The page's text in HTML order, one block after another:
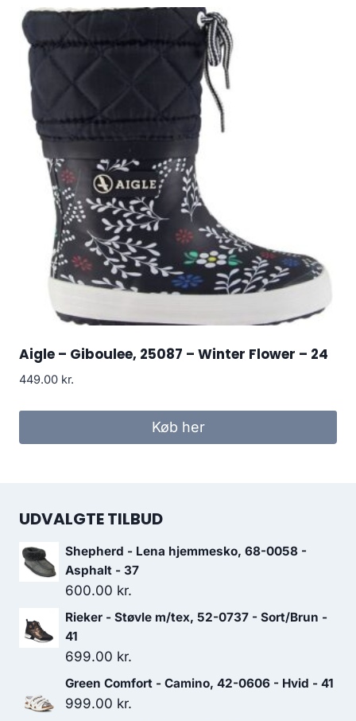
Aigle – Giboulee, 25087 – Winter Flower – 24
449.00 kr.
Køb her
UDVALGTE TILBUD
Shepherd - Lena hjemmesko, 68-0058 -
Asphalt - 37
600.00 kr.
Rieker - Støvle m/tex, 52-0737 - Sort/Brun -
41
699.00 kr.
Green Comfort - Camino, 42-0606 - Hvid - 41
999.00 kr.